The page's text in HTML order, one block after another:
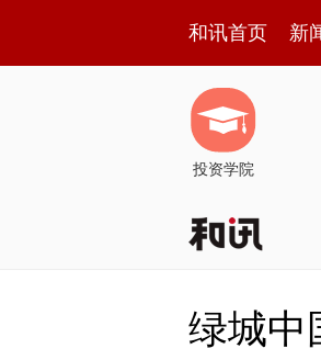
和讯首页 新
投资学院
绿城中